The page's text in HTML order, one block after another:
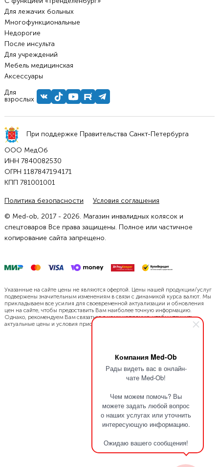
Компания Med-Ob
Рады видеть вас в онлайн-
чате Med-Ob!
Чем можем помочь? Вы
можете задать любой вопрос
о наших услугах или уточнить
интересующую информацию.
Ожидаю вашего сообщения!
Для лежачих больных
Многофункциональные
Недорогие
После инсульта
Для учреждений
Мебель медицинская
Аксессуары
Для
взрослых
При поддержке Правительства Санкт-Петербурга
ООО МедОб
ИНН 7840082530
ОГРН 1187847194171
КПП 781001001
Политика безопасности
Условия соглашения
© Med-ob, 2017 - 2026. Магазин инвалидных колясок и
спецтоваров Все права защищены. Полное или частичное
копирование сайта запрещено.
Указанные на сайте цены не являются офертой. Цены нашей продукции/услуг
подвержены значительным изменениям в связи с динамикой курса валют. Мы
прикладываем все усилия для своевременной актуализации и обновления
цен на сайте, чтобы предоставить Вам наиболее точную информацию.
Однако, рекомендуем Вам связаться с нами напрямую, чтобы уточнить
актуальные цены и условия приобретения.